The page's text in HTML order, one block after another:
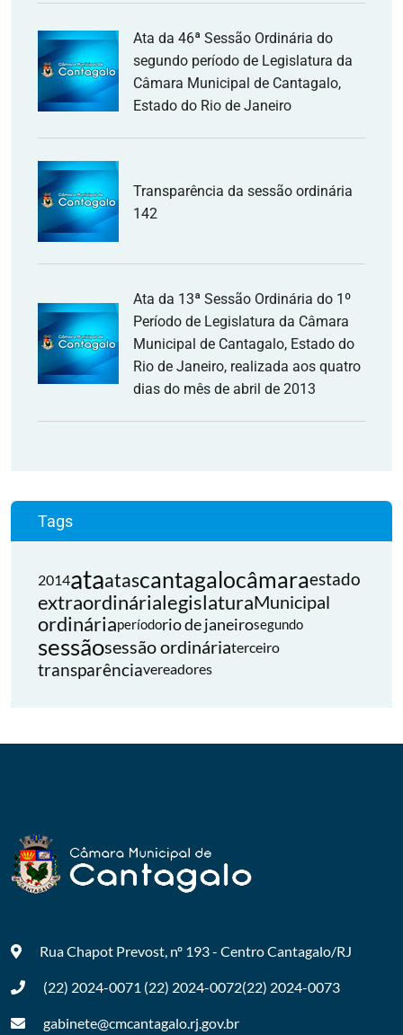
Ata da 46ª Sessão Ordinária do
segundo período de Legislatura da
Câmara Municipal de Cantagalo,
Estado do Rio de Janeiro
Transparência da sessão ordinária
142
Ata da 13ª Sessão Ordinária do 1º
Período de Legislatura da Câmara
Municipal de Cantagalo, Estado do
Rio de Janeiro, realizada aos quatro
dias do mês de abril de 2013
Tags
2014ataatascantagalocâmaraestado
extraordinárialegislaturaMunicipal
ordináriaperíodorio de janeirosegundo
sessãosessão ordináriaterceiro
transparênciavereadores
Rua Chapot Prevost, nº 193 - CentroCantagalo/RJ
(22) 2024-0071 (22) 2024-0072(22) 2024-0073
gabinete@cmcantagalo.rj.gov.br